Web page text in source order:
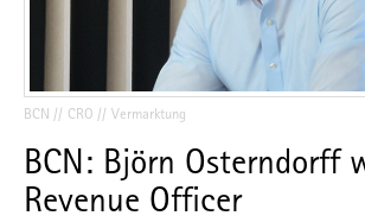
BCN CRO Vermarktung
BCN: Björn Osterndorff
Revenue Officer